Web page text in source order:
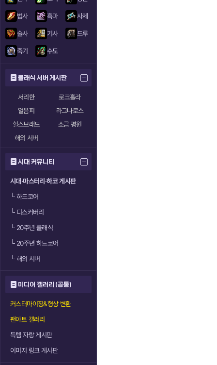
법사 흑마 사제
술사 기사 드루
죽기 수도
클래식 서버 게시판
서리한
로크홀라
얼음피
라그나로스
힐스브래드
소금 평원
해외 서버
시대 커뮤니티
시대·마스터리·하코 게시판
└하드코어
└디스커버리
└20주년 클래식
└20주년 하드코어
└해외 서버
미디어 갤러리 (공통)
커스터마이징&형상 변환
팬아트 갤러리
득템 자랑 게시판
이미지 링크 게시판